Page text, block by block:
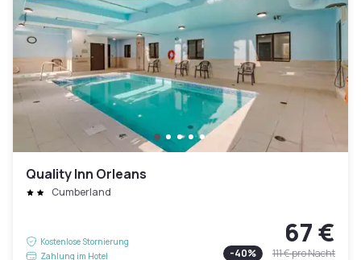
Quality Inn Orleans
Cumberland
Kostenlose Stornierung
Zahlung im Hotel
67 €
-40% 111 €pro Nacht